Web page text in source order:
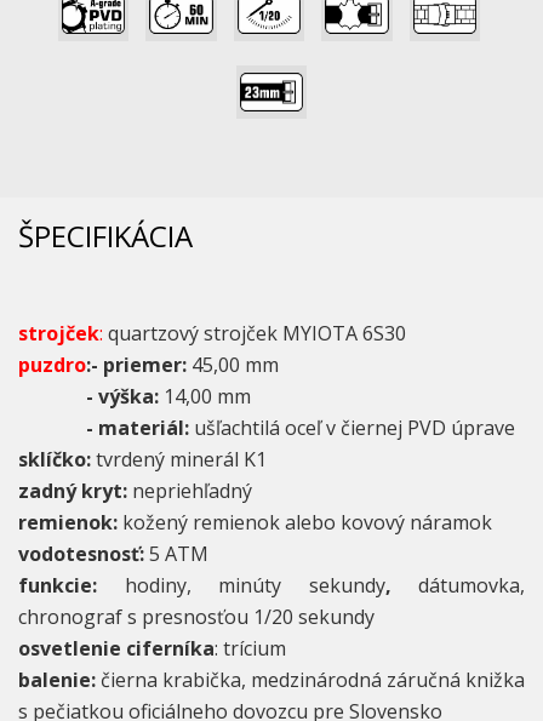
ŠPECIFIKÁCIA
strojček: quartzový strojček MYIOTA 6S30
puzdro:- priemer: 45,00 mm
- výška: 14,00 mm
- materiál: ušľachtilá oceľ v čiernej PVD úprave
sklíčko:tvrdený minerál K1
zadný kryt: nepriehľadný
remienok: kožený remienok alebo kovový náramok
vodotesnosť:5 ATM
funkcie: hodiny, minúty sekundy, dátumovka,
chronograf s presnosťou 1/20 sekundy
osvetlenie ciferníka: trícium
balenie: čierna krabička, medzinárodná záručná knižka
s pečiatkou oficiálneho dovozcu pre Slovensko